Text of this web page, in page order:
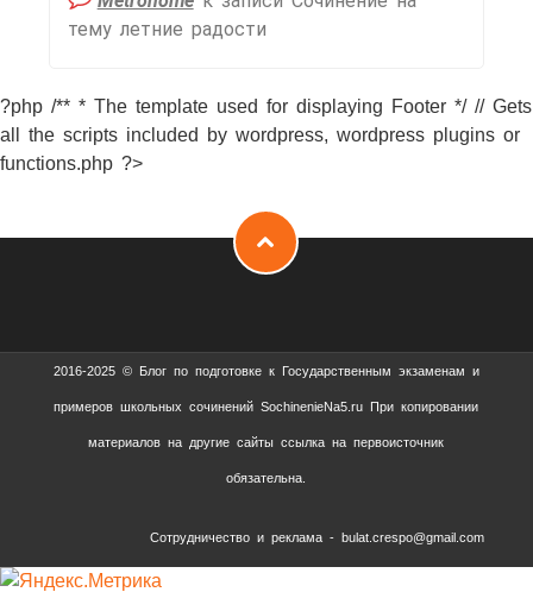
тему летние радости
?php /** * The template used for displaying Footer */ // Gets
all the scripts included by wordpress, wordpress plugins or
functions.php ?>
2016-2025 © Блог по подготовке к Государственным экзаменам и
примеров школьных сочинений SochinenieNa5.ru При копировании
материалов на другие сайты ссылка на первоисточник
обязательна.
Сотрудничество и реклама - bulat.crespo@gmail.com